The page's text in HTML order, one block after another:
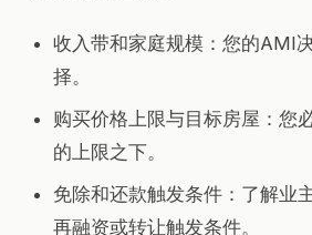
收入带和家庭规模：您的AMI
择。
购买价格上限与目标房屋：您
的上限之下。
免除和还款触发条件：了解业
再融资或转让触发条件。